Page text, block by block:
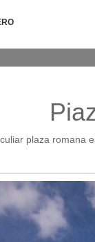
plaza romana